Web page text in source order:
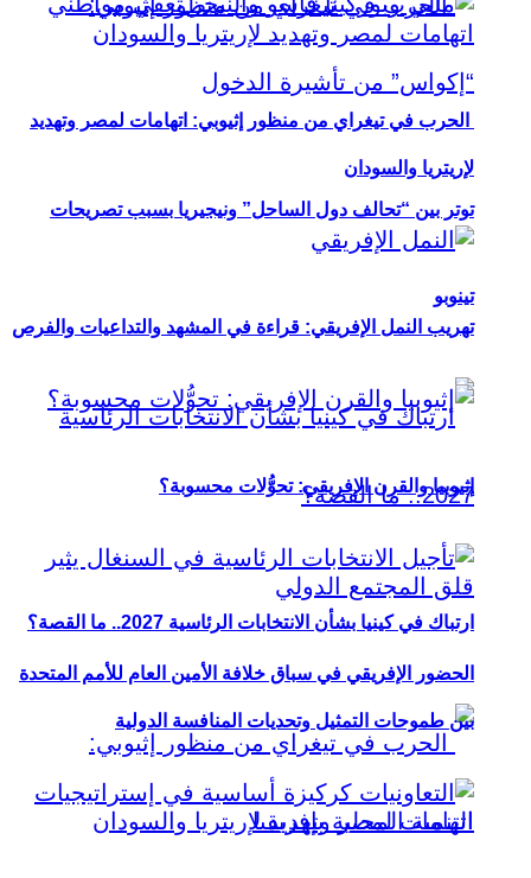
توتر بين “تحالف دول الساحل” ونيجيريا بسبب تصريحات
تينوبو
ارتباك في كينيا بشأن الانتخابات الرئاسية 2027.. ما القصة؟
الحرب في تيغراي من منظور إثيوبي: اتهامات لمصر وتهديد
لإريتريا والسودان
تهريب النمل الإفريقي: قراءة في المشهد والتداعيات والفرص
إثيوبيا والقرن الإفريقي: تحوُّلات محسوبة؟
الحضور الإفريقي في سباق خلافة الأمين العام للأمم المتحدة
بين طموحات التمثيل وتحديات المنافسة الدولية